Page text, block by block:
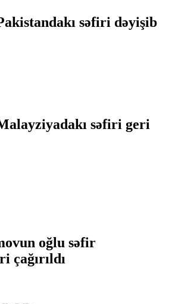
səfiri dəyişib
səfiri geri
oğlu səfir
çağırıldı